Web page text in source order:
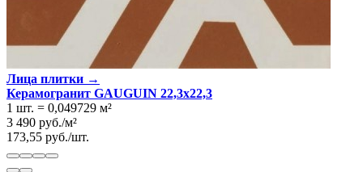
Лица плитки →
Керамогранит GAUGUIN 22,3x22,3
1 шт. = 0,049729 м²
3 490 руб./м²
173,55 руб./шт.